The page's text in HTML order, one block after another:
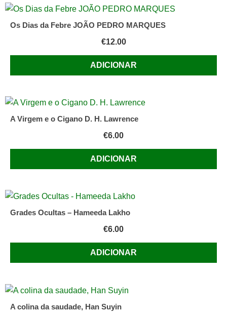
Os Dias da Febre JOÃO PEDRO MARQUES
€12.00
ADICIONAR
A Virgem e o Cigano D. H. Lawrence
€6.00
ADICIONAR
Grades Ocultas – Hameeda Lakho
€6.00
ADICIONAR
A colina da saudade, Han Suyin